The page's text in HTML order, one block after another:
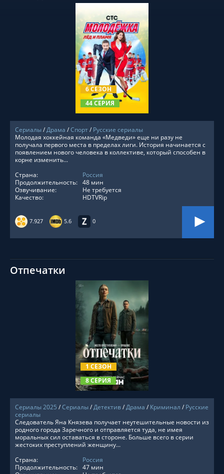
6 СЕЗОН
44 СЕРИЯ
СМОТРЕТЬ ОНЛАЙН
Сериалы/Драма /Спорт/ Русские сериалы
7.927 5.6 0
Молодая хоккейная команда «Медведи» еще ни разу не
получала первого места в пределах лиги. История начинается с
появлением нового человека в коллективе, который способен в
корне изменить...
Страна:
Россия
Продолжительность: 48 мин
Озвучивание:
Не требуется
Качество:
HDTVRip
Отпечатки
1 СЕЗОН
8 СЕРИЯ
СМОТРЕТЬ ОНЛАЙН
Сериалы 2025 /Сериалы/Детектив/Драма / Криминал / Русские
сериалы
Следователь Яна Князева получает неутешительные новости из
родного города Заречного и отправляется туда, не имея
моральных сил оставаться в стороне. Больше всего в серии
жестоких преступлений женщину...
Страна:
Россия
Продолжительность: 47 мин